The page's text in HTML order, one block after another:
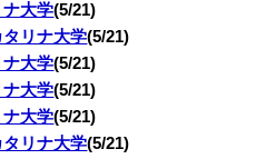
ナ大学(5/21)
タリナ大学(5/21)
ナ大学(5/21)
ナ大学(5/21)
ナ大学(5/21)
タリナ大学(5/21)